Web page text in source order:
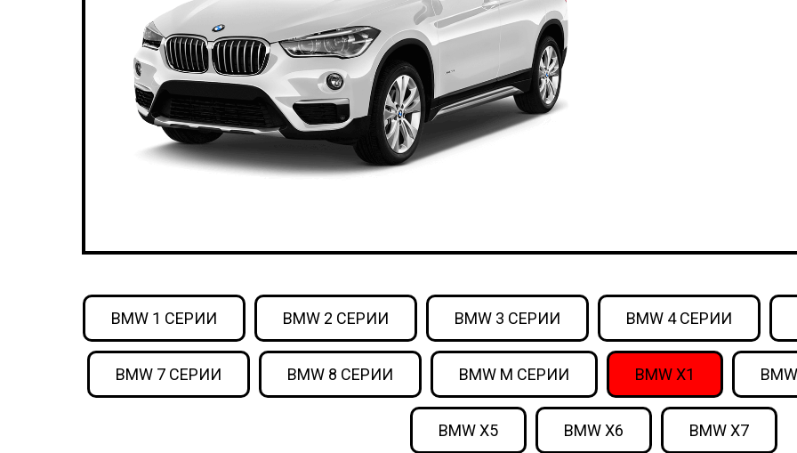
BMW 1 СЕРИИ BMW 2 СЕРИИ BMW 3 СЕРИИ BMW 4 СЕРИИ
BMW 7 СЕРИИ BMW 8 СЕРИИ BMW M СЕРИИ BMW X1
BMW X5 BMW X6 BMW X7